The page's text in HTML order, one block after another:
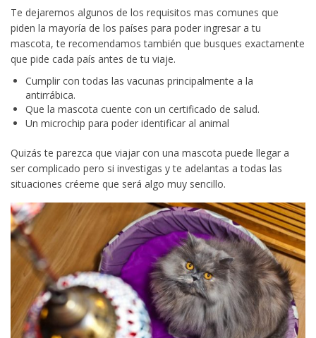
Te dejaremos algunos de los requisitos mas comunes que
piden la mayoría de los países para poder ingresar a tu
mascota, te recomendamos también que busques exactamente
que pide cada país antes de tu viaje.
Cumplir con todas las vacunas principalmente a la
antirrábica.
Que la mascota cuente con un certificado de salud.
Un microchip para poder identificar al animal
Quizás te parezca que viajar con una mascota puede llegar a
ser complicado pero si investigas y te adelantas a todas las
situaciones créeme que será algo muy sencillo.